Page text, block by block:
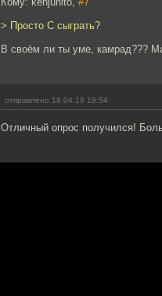
> Просто С сыграть?
В своём ли ты уме, камрад???
отправлено 18.04.19 19:54
Отличный опрос получился!